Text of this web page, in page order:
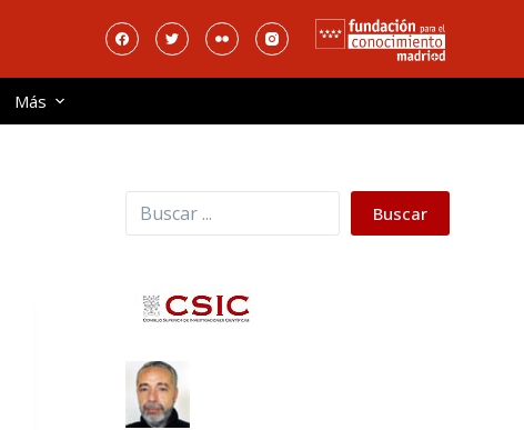
Más
Buscar Buscar